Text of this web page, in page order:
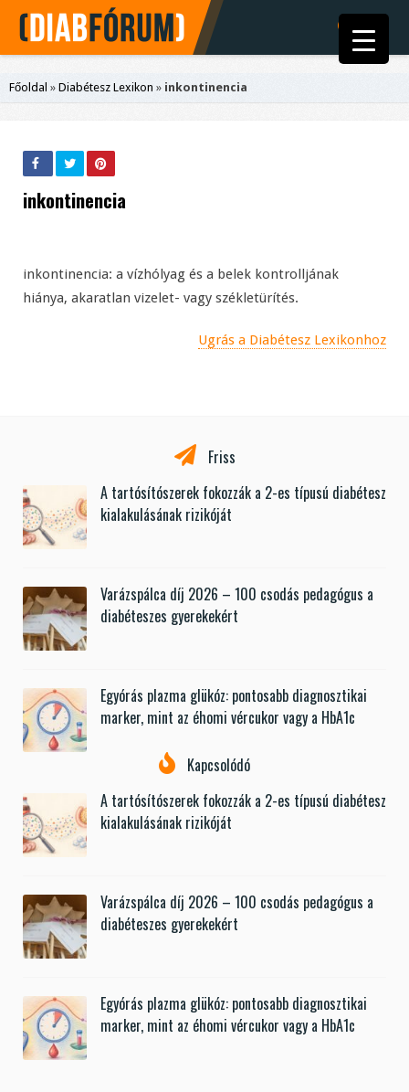
Főoldal » Diabétesz Lexikon » inkontinencia
inkontinencia
inkontinencia: a vízhólyag és a belek kontrolljának
hiánya, akaratlan vizelet- vagy székletürítés.
Ugrás a Diabétesz Lexikonhoz
Friss
A tartósítószerek fokozzák a 2-es típusú diabétesz
kialakulásának rizikóját
Varázspálca díj 2026 – 100 csodás pedagógus a
diabéteszes gyerekekért
Egyórás plazma glükóz: pontosabb diagnosztikai
marker, mint az éhomi vércukor vagy a HbA1c
Kapcsolódó
A tartósítószerek fokozzák a 2-es típusú diabétesz
kialakulásának rizikóját
Varázspálca díj 2026 – 100 csodás pedagógus a
diabéteszes gyerekekért
Egyórás plazma glükóz: pontosabb diagnosztikai
marker, mint az éhomi vércukor vagy a HbA1c